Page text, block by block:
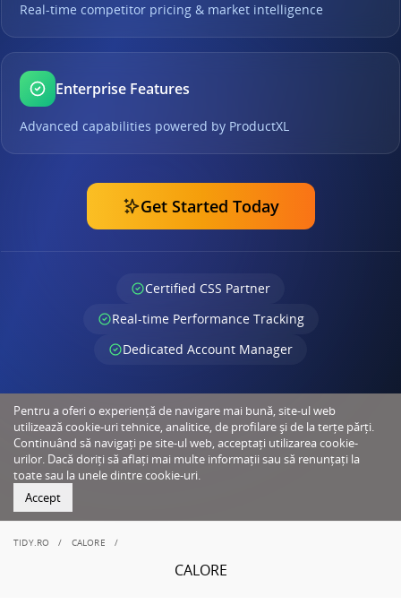
Real-time competitor pricing & market intelligence
Enterprise Features
Advanced capabilities powered by ProductXL
Get Started Today
Certified CSS Partner
Real-time Performance Tracking
Dedicated Account Manager
Pentru a oferi o experiență de navigare mai bună, site-ul web
utilizează cookie-uri tehnice, analitice, de profilare și de la terțe părți.
Continuând să navigați pe site-ul web, acceptați utilizarea cookie-
urilor. Dacă doriți să aflați mai multe informații sau să renunțați la
toate sau la unele dintre cookie-uri.
Accept
TIDY.RO CALORE
CALORE